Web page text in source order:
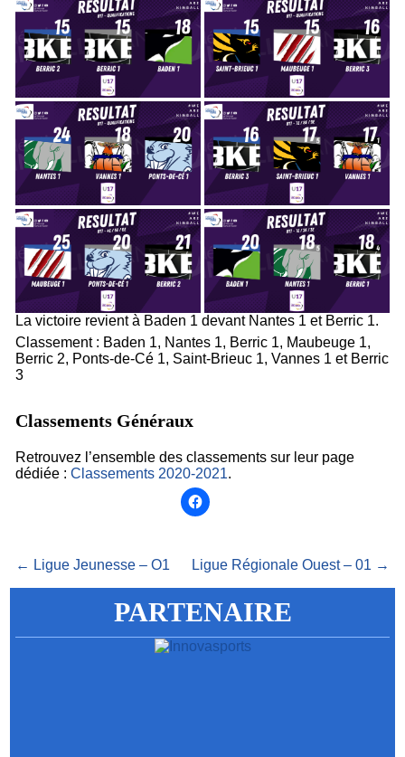
La victoire revient à Baden 1 devant Nantes 1 et Berric 1.
Classement : Baden 1, Nantes 1, Berric 1, Maubeuge 1,
Berric 2, Ponts-de-Cé 1, Saint-Brieuc 1, Vannes 1 et Berric
3
Classements Généraux
Retrouvez l’ensemble des classements sur leur page
dédiée :Classements 2020-2021.
← Ligue Jeunesse – O1 Ligue Régionale Ouest – 01 →
PARTENAIRE